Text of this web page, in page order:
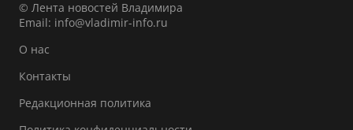
© Лента новостей Владимира
Email: info@vladimir-info.ru
О нас
Контакты
Редакционная политика